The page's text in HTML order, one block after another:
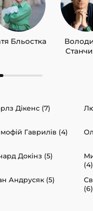
Бльостка
Дікенс (7)
Гаврилів (4)
Докінз (5)
(4)
Андрусяк (5)
(6)